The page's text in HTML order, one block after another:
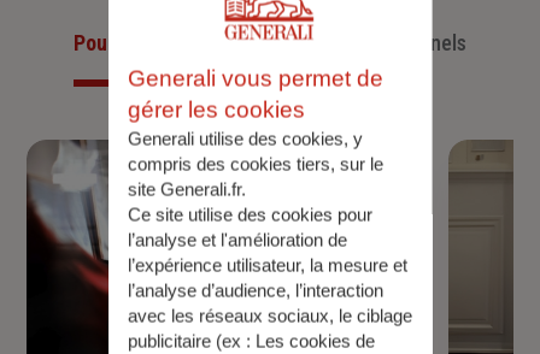
Pour les particuliersPour les professionnels
Generali vous permet de
gérer les cookies
Generali utilise des cookies, y
compris des cookies tiers, sur le
site Generali.fr.
Ce site utilise des cookies pour
l’analyse et l'amélioration de
l’expérience utilisateur, la mesure et
l’analyse d’audience, l’interaction
avec les réseaux sociaux, le ciblage
publicitaire (ex : Les cookies de